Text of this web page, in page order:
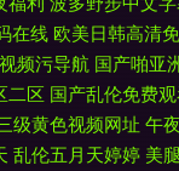
在线 欧美日韩高清
频污导航 国产啪亚
二区 国产乱伦免费
级黄色视频网址 午
乱伦五月天婷婷 美